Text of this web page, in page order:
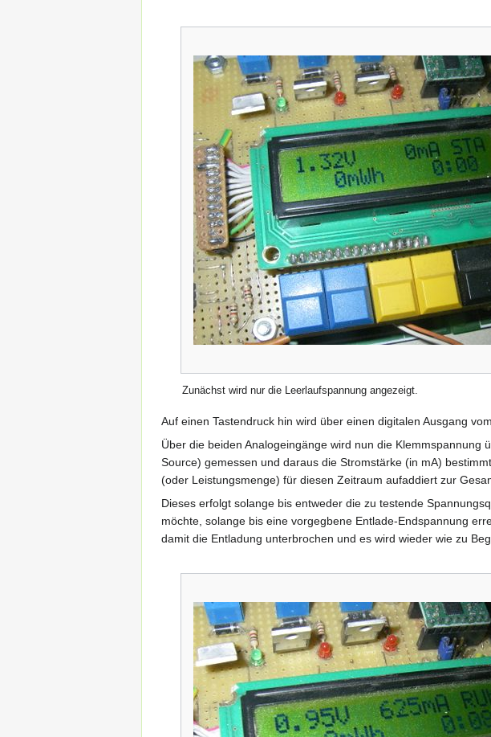
Zunächst wird nur die Leerlaufspannung angezeigt.
Auf einen Tastendruck hin wird über einen digitalen Ausgang
Über die beiden Analogeingänge wird nun die
Source) gemessen und daraus die Stromstärke (in mA)
(oder Leistungsmenge) für diesen Zeitraum aufaddiert zur
Dieses erfolgt solange bis entweder die zu testende
möchte, solange bis eine vorgegbene Entlade-Endspannung
damit die Entladung unterbrochen und es wird wieder wie zu